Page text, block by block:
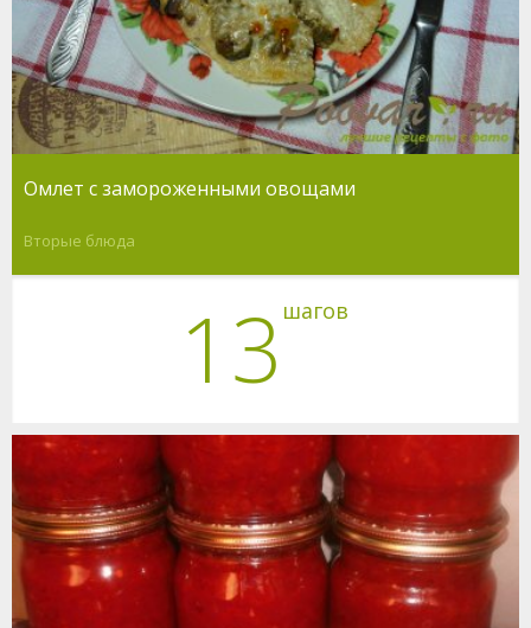
Омлет с замороженными овощами
Вторые блюда
13 шагов